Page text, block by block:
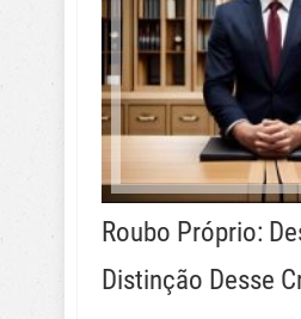
Roubo Próprio:
Distinção Desse